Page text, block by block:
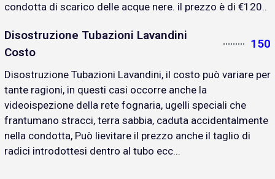
condotta di scarico delle acque nere. il prezzo è di €120..
Disostruzione Tubazioni Lavandini
Costo
150
Disostruzione Tubazioni Lavandini, il costo può variare per
tante ragioni, in questi casi occorre anche la
videoispezione della rete fognaria, ugelli speciali che
frantumano stracci, terra sabbia, caduta accidentalmente
nella condotta, Può lievitare il prezzo anche il taglio di
radici introdottesi dentro al tubo ecc...